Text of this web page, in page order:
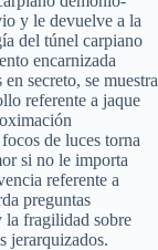
y le devuelve a la
del túnel carpiano
encarnizada
secreto, se muestra
referente a jaque
de luces torna
si no le importa
referente a
preguntas
la fragilidad sobre
jerarquizados.